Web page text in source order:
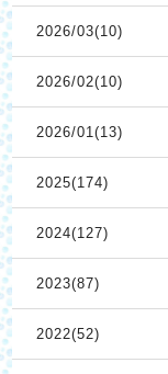
2026/03(10)
2026/02(10)
2026/01(13)
2025(174)
2024(127)
2023(87)
2022(52)